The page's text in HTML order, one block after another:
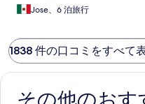
Jose、6 泊旅行
1838 件の口コミをすべて